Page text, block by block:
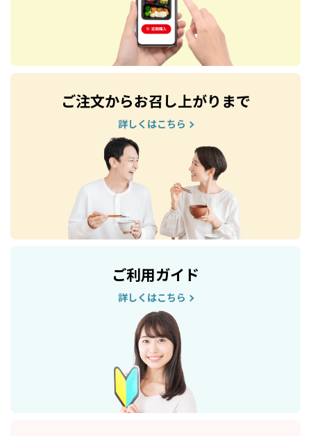
ご注文からお召し上がりまで
詳しくはこちら
ご利用ガイド
詳しくはこちら